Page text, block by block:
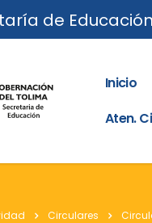
de
Inicio
Aten.
Circulares